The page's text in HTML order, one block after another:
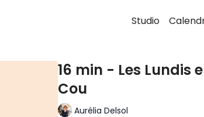
Studio
16 min - Les Lundis
Cou
Aurélia Delsol